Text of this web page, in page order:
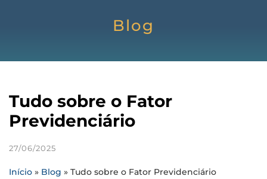
Blog
Tudo sobre o Fator
Previdenciário
27/06/2025
Início » Blog » Tudo sobre o Fator Previdenciário